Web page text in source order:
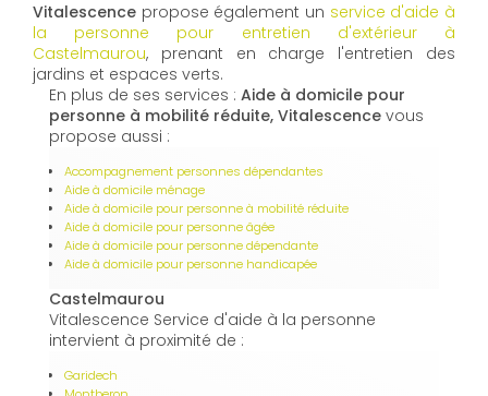
Vitalescence propose également un service d'aide à
la personne pour entretien d'extérieur à
Castelmaurou, prenant en charge l'entretien des
jardins et espaces verts.
En plus de ses services : Aide à domicile pour
personne à mobilité réduite, Vitalescence vous
propose aussi :
Accompagnement personnes dépendantes
Aide à domicile ménage
Aide à domicile pour personne à mobilité réduite
Aide à domicile pour personne âgée
Aide à domicile pour personne dépendante
Aide à domicile pour personne handicapée
Castelmaurou
Vitalescence Service d'aide à la personne
intervient à proximité de :
Garidech